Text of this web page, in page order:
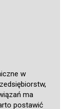
w
ma
postawić